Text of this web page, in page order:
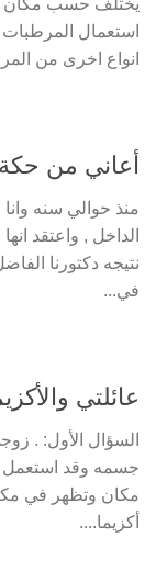
انواع اخرى من
أعاني من
منذ حوالي سنه
الداخل , واعتقد
نتيجه دكتورنا
في...
عائلتي
السؤال الأول: .
جسمه وقد استعمل
مكان وتظهر في
أكزيما....